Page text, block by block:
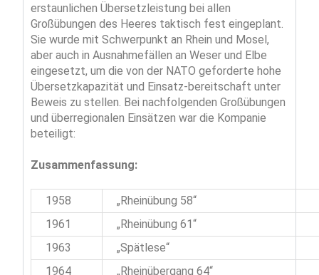
erstaunlichen Übersetzleistung bei allen
Großübungen des Heeres taktisch fest eingeplant.
Sie wurde mit Schwerpunkt an Rhein und Mosel,
aber auch in Ausnahmefällen an Weser und Elbe
eingesetzt, um die von der NATO geforderte hohe
Übersetzkapazität und Einsatz-bereitschaft unter
Beweis zu stellen. Bei nachfolgenden Großübungen
und überregionalen Einsätzen war die Kompanie
beteiligt:
Zusammenfassung:
1958
„Rheinübung 58“
1961
„Rheinübung 61“
1963
„Spätlese“
1964
„Rheinübergang 64“